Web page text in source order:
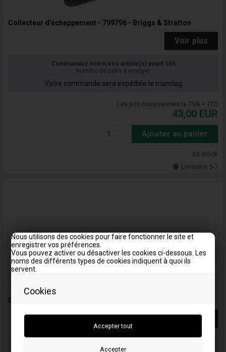
Cookies
Nous utilisons des cookies pour faire fonctionner le site et
enregistrer vos préférences.
Vous pouvez activer ou désactiver les cookies ci-dessous. Les
noms des différents types de cookies indiquent à quoi ils
servent.
Collecteur d'échappement - 799796 - Briggs & Stratton
Voir plus
Commandez votre/vos article(s) avant 15h
Numéro de colis à envoyer
Votre commande sera expédiée le mandag
Les prix comprennent la TVA = TTC
43,00 EUR
Ajouter au panier
En stock
Livraison 5-7
Collecteur d'échappement - 808908 - Briggs & Stratton
Voir plus
Numéro de colis à envoyer